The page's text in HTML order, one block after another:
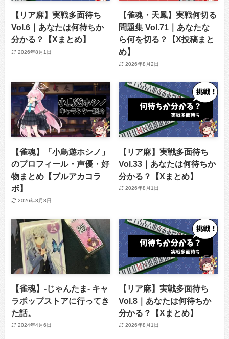
【リア麻】実戦多面待ち
Vol.6｜あなたは何待ちか
分かる？【Xまとめ】
2026年8月1日
【雀魂・天鳳】実戦何切る
問題集 Vol.71｜あなたな
ら何を切る？【X投稿まと
め】
2026年8月2日
【雀魂】「小鳥遊ホシノ」
のプロフィール・声優・好
物まとめ【ブルアカコラ
ボ】
2026年8月8日
【リア麻】実戦多面待ち
Vol.33｜あなたは何待ちか
分かる？【Xまとめ】
2026年8月1日
【雀魂】-じゃんたま- キャ
ラポップストアに行ってき
た話。
2024年4月6日
【リア麻】実戦多面待ち
Vol.8｜あなたは何待ちか
分かる？【Xまとめ】
2026年8月1日